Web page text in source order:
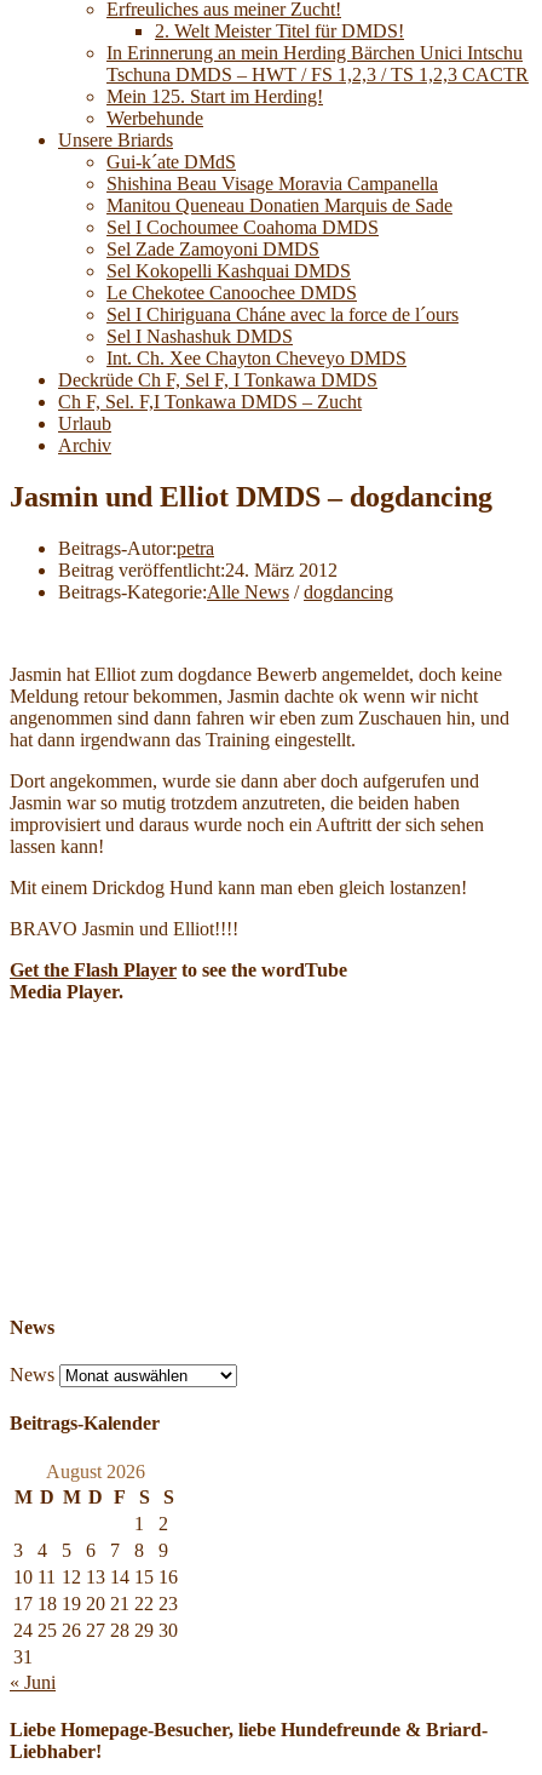
Erfreuliches aus meiner Zucht!
2. Welt Meister Titel für DMDS!
In Erinnerung an mein Herding Bärchen Unici Intschu
Tschuna DMDS – HWT / FS 1,2,3 / TS 1,2,3 CACTR
Mein 125. Start im Herding!
Werbehunde
Unsere Briards
Gui-k´ate DMdS
Shishina Beau Visage Moravia Campanella
Manitou Queneau Donatien Marquis de Sade
Sel I Cochoumee Coahoma DMDS
Sel Zade Zamoyoni DMDS
Sel Kokopelli Kashquai DMDS
Le Chekotee Canoochee DMDS
Sel I Chiriguana Cháne avec la force de l´ours
Sel I Nashashuk DMDS
Int. Ch. Xee Chayton Cheveyo DMDS
Deckrüde Ch F, Sel F, I Tonkawa DMDS
Ch F, Sel. F,I Tonkawa DMDS – Zucht
Urlaub
Archiv
Jasmin und Elliot DMDS – dogdancing
Beitrags-Autor:petra
Beitrag veröffentlicht:24. März 2012
Beitrags-Kategorie:Alle News / dogdancing
Jasmin hat Elliot zum dogdance Bewerb angemeldet, doch keine
Meldung retour bekommen, Jasmin dachte ok wenn wir nicht
angenommen sind dann fahren wir eben zum Zuschauen hin, und
hat dann irgendwann das Training eingestellt.
Dort angekommen, wurde sie dann aber doch aufgerufen und
Jasmin war so mutig trotzdem anzutreten, die beiden haben
improvisiert und daraus wurde noch ein Auftritt der sich sehen
lassen kann!
Mit einem Drickdog Hund kann man eben gleich lostanzen!
BRAVO Jasmin und Elliot!!!!
Get the Flash Player to see the wordTube
Media Player.
News
News
Beitrags-Kalender
August 2026
M D M D F S
S
1
2
3
4 5 6 7 8
9
10 11 12 13 14 15 16
17 18 19 20 21 22 23
24 25 26 27 28 29 30
31
« Juni
Liebe Homepage-Besucher, liebe Hundefreunde & Briard-
Liebhaber!